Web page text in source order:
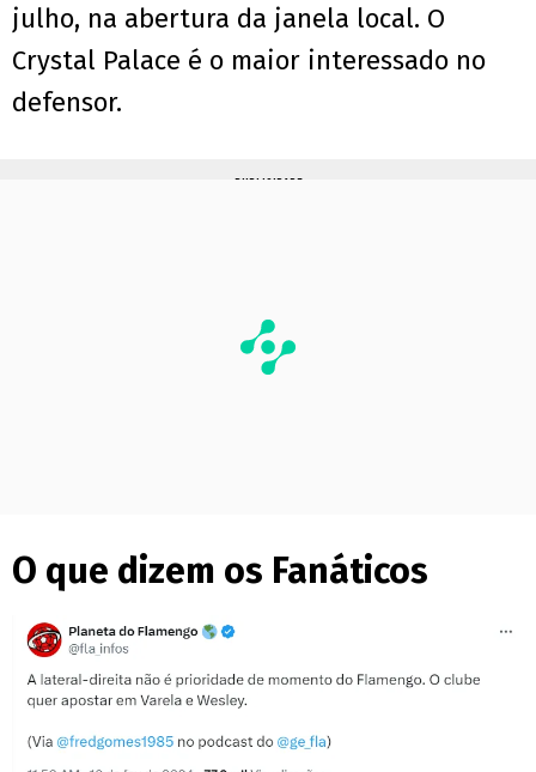
julho, na abertura da janela local. O
Crystal Palace é o maior interessado no
defensor.
PUBLICIDADE
O que dizem os Fanáticos